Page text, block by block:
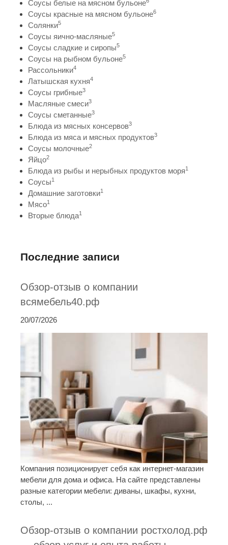
Соусы белые на мясном бульоне
Соусы красные на мясном бульоне6
Солянки5
Соусы яично-масляные5
Соусы сладкие и сиропы5
Соусы на рыбном бульоне5
Рассольники4
Латышская кухня4
Соусы грибные3
Масляные смеси3
Соусы сметанные3
Блюда из мясных консервов3
Блюда из мяса и мясных продуктов3
Соусы молочные2
Яйцо2
Блюда из рыбы и нерыбных продуктов моря1
Соусы1
Домашние заготовки1
Мясо1
Вторые блюда1
Последние записи
Обзор-отзыв о компании
всямебель40.рф
20/07/2026
Компания позиционирует себя как интернет-магазин
мебели для дома и офиса. На сайте представлены
разные категории мебели: диваны, шкафы, кухни,
столы, ...
Обзор-отзыв о компании ростхолод.рф